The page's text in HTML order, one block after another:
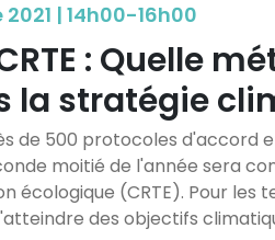
| 14h00-16h00
: Quelle
la stratégie
de 500 protocoles d'accord
moitié de l'année sera
écologique (CRTE). Pour les
des objectifs